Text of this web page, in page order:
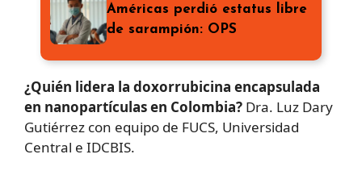
Américas perdió estatus libre
de sarampión: OPS
¿Quién lidera la doxorrubicina encapsulada
en nanopartículas en Colombia? Dra. Luz Dary
Gutiérrez con equipo de FUCS, Universidad
Central e IDCBIS.